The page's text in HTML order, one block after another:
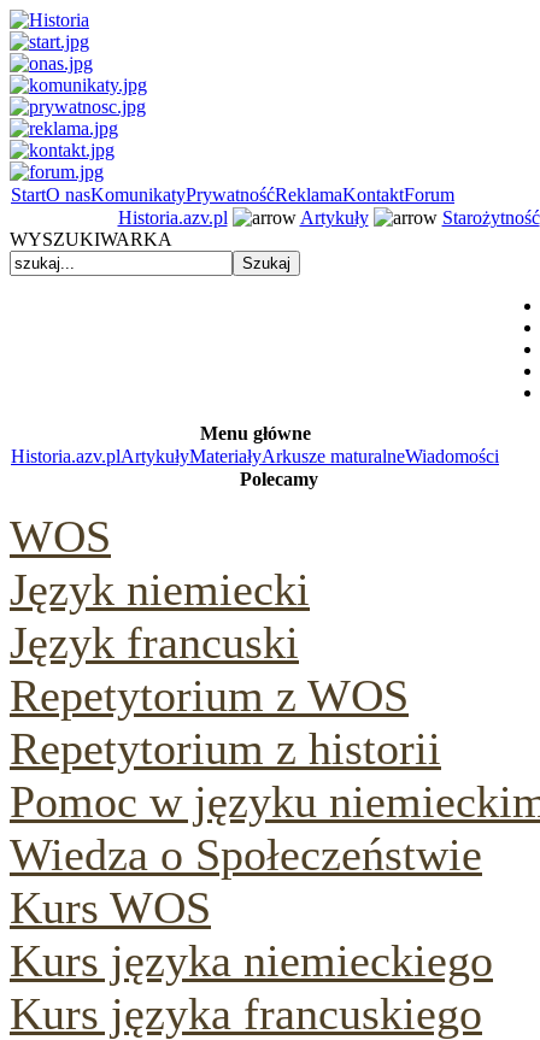
StartO nasKomunikatyPrywatnośćReklamaKontaktForum
Historia.azv.pl
Artykuły
Starożytność
WYSZUKIWARKA
Menu główne
Historia.azv.plArtykułyMateriałyArkusze maturalneWiadomości
Polecamy
WOS
Język niemiecki
Język francuski
Repetytorium z WOS
Repetytorium z historii
Pomoc w języku
Wiedza o Społeczeństwie
Kurs WOS
Kurs języka niemieckiego
Kurs języka francuskiego